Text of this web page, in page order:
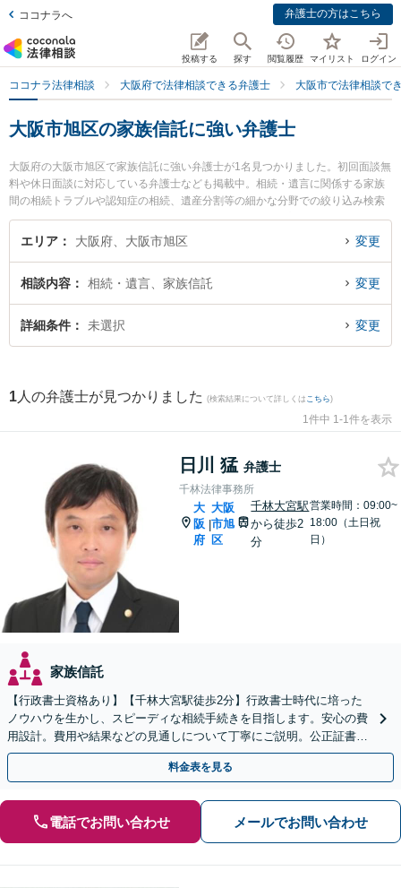
ココナラへ 弁護士の方はこちら
投稿する 探す 閲覧履歴 マイリスト ログイン
ココナラ法律相談 大阪府で法律相談できる弁護士 大阪市で法律相談で
大阪市旭区の家族信託に強い弁護士
大阪府の大阪市旭区で家族信託に強い弁護士が1名見つかりました。初回面談無
料や休日面談に対応している弁護士なども掲載中。相続・遺言に関係する家族
間の相続トラブルや認知症の相続、遺産分割等の細かな分野での絞り込み検索
もでき便利です。特に千林法律事務所の日川 猛弁護士のプロフィール情報や弁
護士費用、強みなどが注目されています。『大阪市旭区で土日や夜間に発生し
律相談できる大阪市旭区内の弁護士に相談予約したい』などでお困りの相談者
さんにおすすめです。
エリア 大阪府、大阪市旭区 変更
相談内容 相続・遺言、家族信託 変更
詳細条件 未選択 変更
1 人の弁護士が見つかりました (検索結果について詳しくは こちら)
1件中 1-1件を表示
日川 猛 弁護士
千林法律事務所
大
阪
府
|
大阪
市旭
区
千林大宮駅
から徒歩2
分
営業時間：09:00~
18:00（土日祝
日）
家族信託
【行政書士資格あり】【千林大宮駅徒歩2分】行政書士時代に培った
ノウハウを生かし、スピーディな相続手続きを目指します。安心の費
用設計。費用や結果などの見通しについて丁寧にご説明。公正証書遺
言や遺言執行人にも対応。【初回相談無料】【当日相談可】
料金表を見る
電話でお問い合わせ メールでお問い合わせ